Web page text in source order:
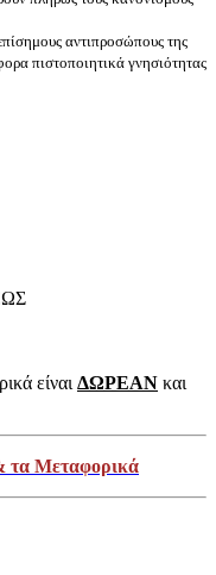
αντιπροσώπους της
πιστοποιητικά γνησιότητας
είναιΔΩΡΕΑΝ και
τα Μεταφορικά